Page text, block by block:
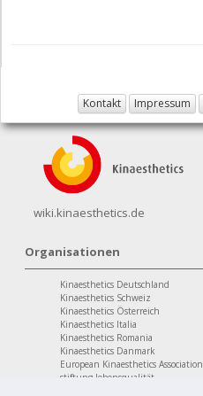
Kontakt Impressum
wiki.kinaesthetics.de
Organisationen
Kinaesthetics Deutschland
Kinaesthetics Schweiz
Kinaesthetics Österreich
Kinaesthetics Italia
Kinaesthetics Romania
Kinaesthetics Danmark
European Kinaesthetics Association
stiftung lebensqualität